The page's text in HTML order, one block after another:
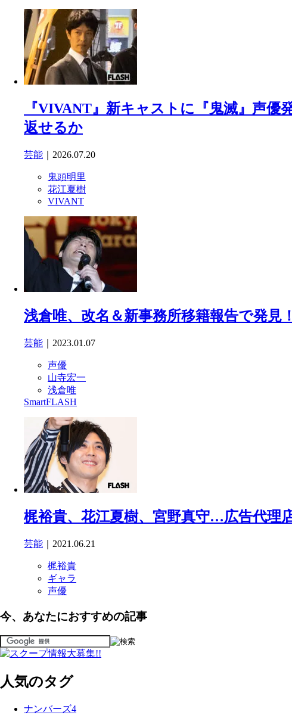
『VIVANT』新キャストに『鬼滅』声
返せるか
芸能 ｜2026.07.20
鬼頭明里
花江夏樹
VIVANT
浅倉唯、改名＆新事務所移籍報告で発
芸能 ｜2023.01.07
声優
山寺宏一
浅倉唯
SmartFLASH
梶裕貴、花江夏樹、宮野真守…広告代理
芸能 ｜2021.06.21
梶裕貴
ギャラ
声優
今、あなたにおすすめの記事
人気のタグ
ナンバーズ4